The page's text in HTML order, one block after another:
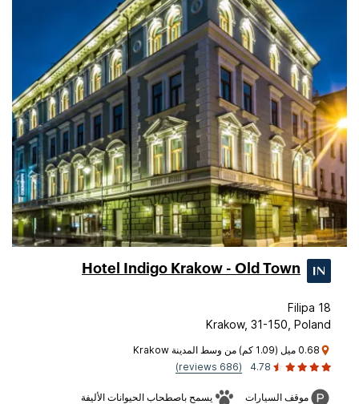
Hotel Indigo Krakow - Old Town
Filipa 18
Krakow, 31-150, Poland
0.68 ميل (1.09 كم) من وسط المدينة Krakow
4.78
(686 reviews)
موقف السيارات يسمح باصطحاب الحيوانات الأليفة